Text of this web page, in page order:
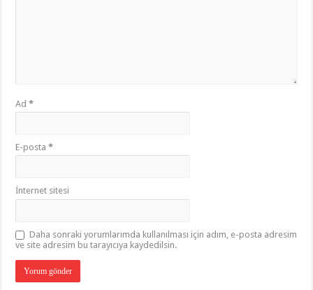
Ad*
E-posta*
İnternet sitesi
Daha sonraki yorumlarımda kullanılması için adım, e-posta adresim
ve site adresim bu tarayıcıya kaydedilsin.